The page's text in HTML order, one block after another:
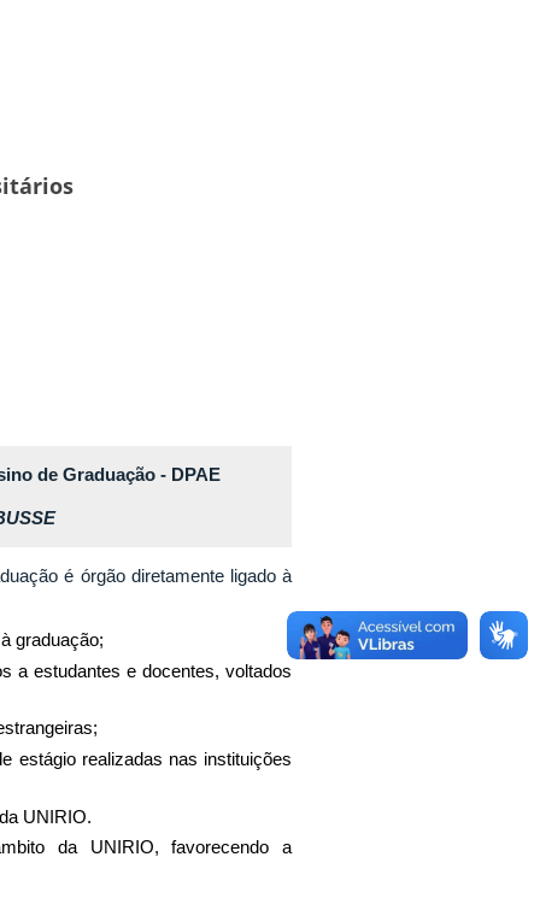
de Graduação - DPAE
é órgão diretamente ligado à
graduação;
a estudantes e docentes, voltados
estágio realizadas nas instituições
UNIRIO.
da UNIRIO, favorecendo a